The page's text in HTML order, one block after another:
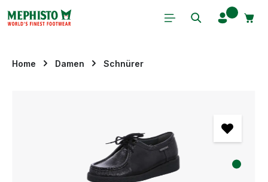
Zum Hauptinhalt springen
Home Damen Schnürer